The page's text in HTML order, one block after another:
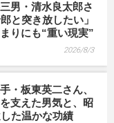
男・清水良太郎さ
と突き放したい」
りにも“重い現実”
2026/8/3
・板東英二さん、
支えた男気と、昭
た温かな功績